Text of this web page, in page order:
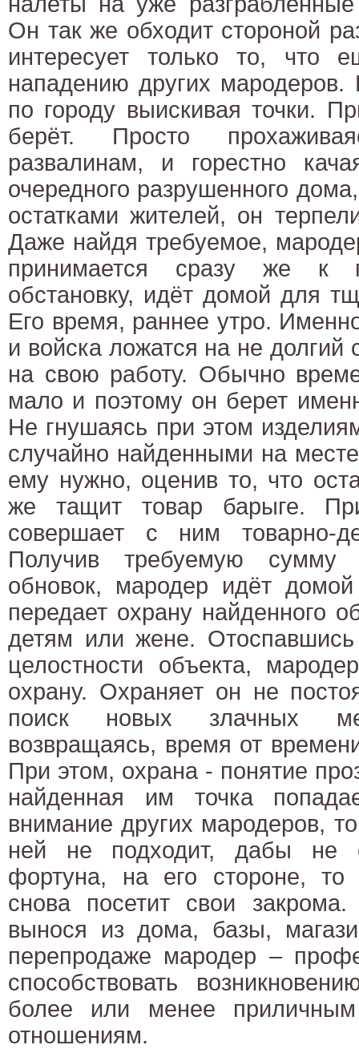
Он так же обходит стороной
интересует только то, что
нападению других мародеров.
по городу выискивая точки.
берёт. Просто
развалинам, и горестно
очередного разрушенного
остатками жителей, он
Даже найдя требуемое,
принимается сразу же к
обстановку, идёт домой для
Его время, раннее утро.
и войска ложатся на не долгий
на свою работу. Обычно
мало и поэтому он берет
Не гнушаясь при этом
случайно найденными на
ему нужно, оценив то, что
же тащит товар барыге.
совершает с ним товарно-
Получив требуемую
обновок, мародер идёт
передает охрану найденного
детям или жене.
целостности объекта,
охрану. Охраняет он не
поиск новых злачных
возвращаясь, время от
При этом, охрана - понятие
найденная им точка
внимание других мародеров,
ней не подходит, дабы не
фортуна, на его стороне,
снова посетит свои
вынося из дома, базы,
перепродаже мародер –
способствовать
более или менее
отношениям.